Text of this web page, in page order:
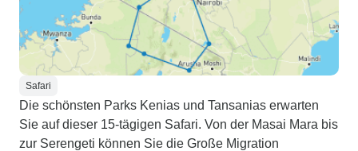
Safari
Die schönsten Parks Kenias und Tansanias erwarten
Sie auf dieser 15-tägigen Safari. Von der Masai Mara bis
zur Serengeti können Sie die Große Migration